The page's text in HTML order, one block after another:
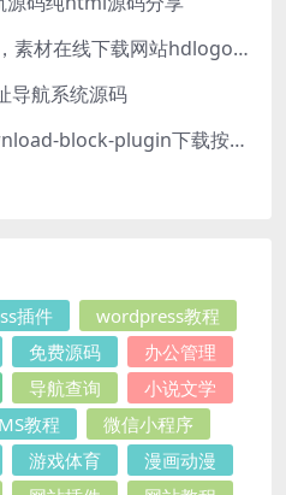
免费的全球矢量 logo，素材在线下载网站hdlogo.com
导航系统源码
WordPress插件 Download-block-plugin下载按钮图标美化
插件
wordpress教程
免费源码
办公管理
导航查询
小说文学
教程
微信小程序
游戏体育
漫画动漫